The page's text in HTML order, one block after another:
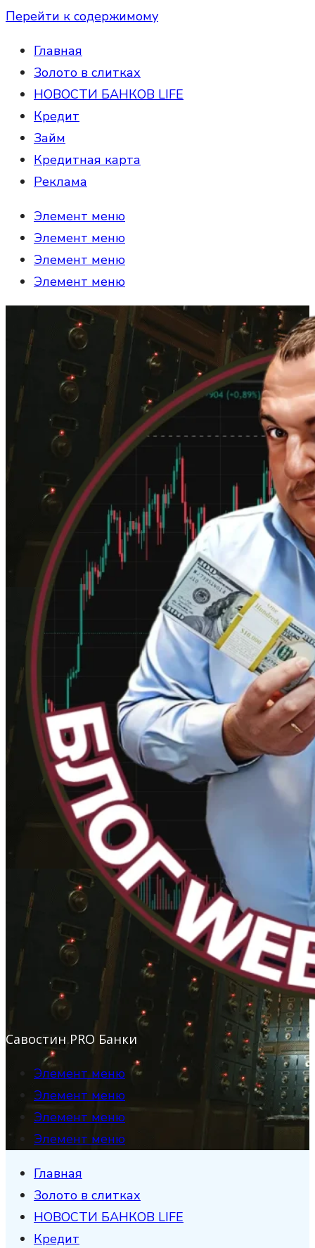
Перейти к содержимому
Главная
Золото в слитках
НОВОСТИ БАНКОВ LIFE
Кредит
Займ
Кредитная карта
Реклама
Элемент меню
Элемент меню
Элемент меню
Элемент меню
Савостин PRO Банки
Элемент меню
Элемент меню
Элемент меню
Элемент меню
Главная
Золото в слитках
НОВОСТИ БАНКОВ LIFE
Кредит